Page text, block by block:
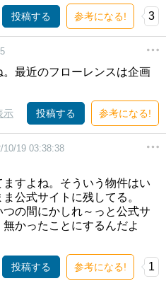
投稿する 参考になる! 3
最近のフローレンスは企画
示 投稿する 参考になる!
10/19 03:38:38
すよね。そういう物件はい
公式サイトに残してる。
の間にかしれ～っと公式サ
かったことにするんだよ
投稿する 参考になる! 1